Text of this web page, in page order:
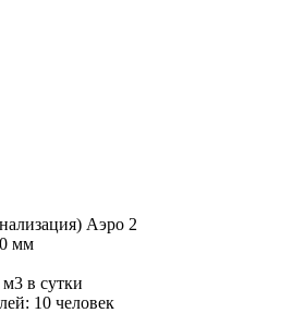
Аэро 2
мм
м3 в сутки
10 человек